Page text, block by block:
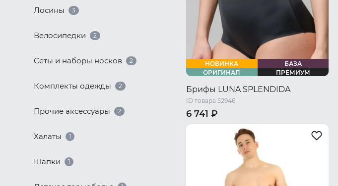
Лосины 3
Велосипедки 2
Сеты и наборы носков 2
Комплекты одежды 2
Прочие аксессуары 2
Халаты 1
Шапки 1
НОВИНКА
БАЗА
ОРИГИНАЛ
ПРЕМИУМ
Брифы LUNA SPLENDIDA
ID товара 52946
6 741 ₽
46 RU / M
52 RU / XXL 54 RU / XXXL